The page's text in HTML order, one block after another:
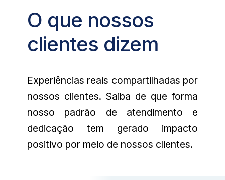
O que nossos
clientes dizem
Experiências reais compartilhadas por
nossos clientes. Saiba de que forma
nosso padrão de atendimento e
dedicação tem gerado impacto
positivo por meio de nossos clientes.